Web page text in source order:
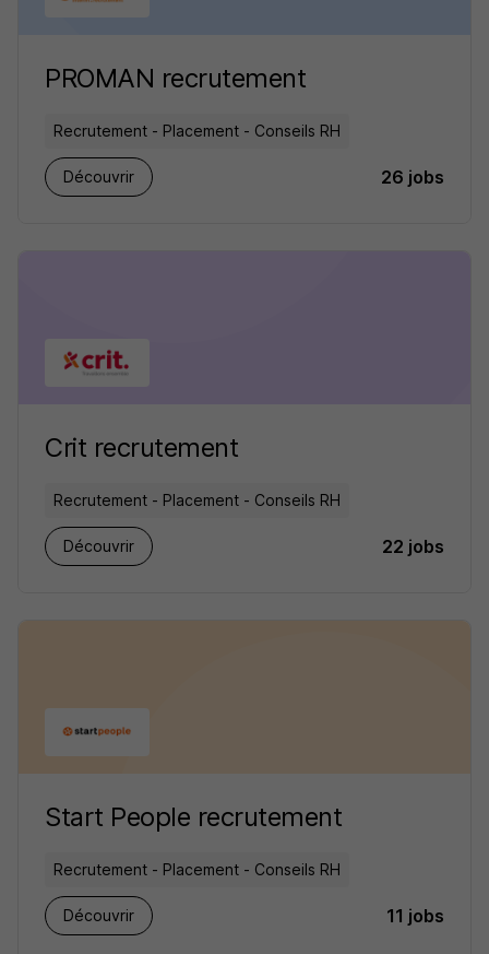
PROMAN recrutement
Recrutement - Placement - Conseils RH
Découvrir 26 jobs
Crit recrutement
Recrutement - Placement - Conseils RH
Découvrir 22 jobs
Start People recrutement
Recrutement - Placement - Conseils RH
Découvrir 11 jobs